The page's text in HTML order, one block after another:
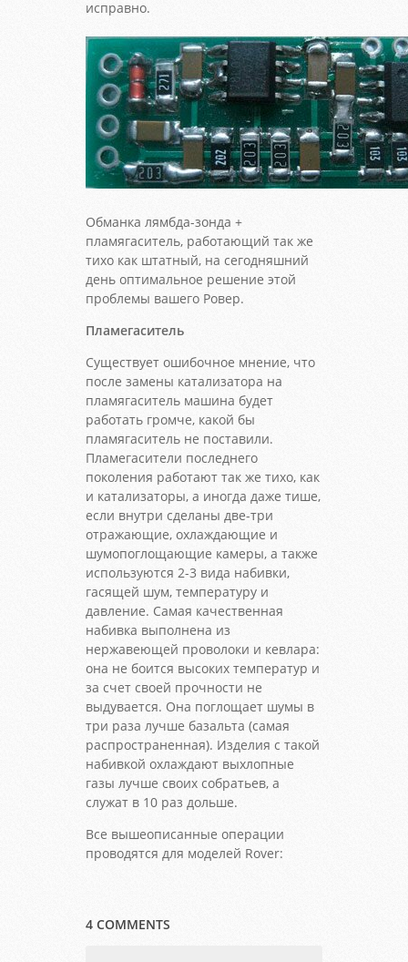
исправно.
Обманка лямбда-зонда +
пламягаситель, работающий так же
тихо как штатный, на сегодняшний
день оптимальное решение этой
проблемы вашего Ровер.
Пламегаситель
Существует ошибочное мнение, что
после замены катализатора на
пламягаситель машина будет
работать громче, какой бы
пламягаситель не поставили.
Пламегасители последнего
поколения работают так же тихо, как
и катализаторы, а иногда даже тише,
если внутри сделаны две-три
отражающие, охлаждающие и
шумопоглощающие камеры, а также
используются 2-3 вида набивки,
гасящей шум, температуру и
давление. Самая качественная
набивка выполнена из
нержавеющей проволоки и кевлара:
она не боится высоких температур и
за счет своей прочности не
выдувается. Она поглощает шумы в
три раза лучше базальта (самая
распространенная). Изделия с такой
набивкой охлаждают выхлопные
газы лучше своих собратьев, а
служат в 10 раз дольше.
Все вышеописанные операции
проводятся для моделей Rover:
4 COMMENTS